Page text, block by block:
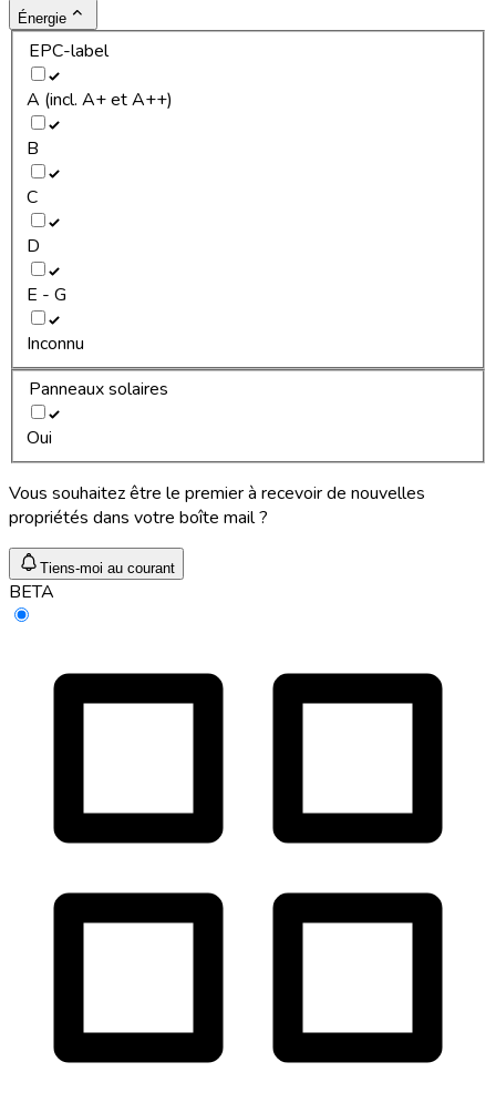
Énergie
EPC-label
A (incl. A+ et A++)
B
C
D
E - G
Inconnu
Panneaux solaires
Oui
Vous souhaitez être le premier à recevoir de nouvelles
propriétés dans votre boîte mail ?
Tiens-moi au courant
BETA